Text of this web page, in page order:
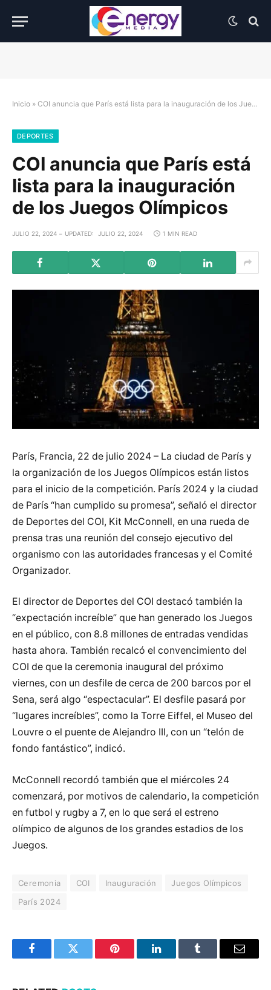
Inicio » COI anuncia que París está lista para la inauguración de los Juegos Olímpicos
DEPORTES
COI anuncia que París está
lista para la inauguración
de los Juegos Olímpicos
JULIO 22, 2024 UPDATED: JULIO 22, 2024 1 MIN READ
París, Francia, 22 de julio 2024 – La ciudad de París y
la organización de los Juegos Olímpicos están listos
para el inicio de la competición. París 2024 y la ciudad
de París “han cumplido su promesa”, señaló el director
de Deportes del COI, Kit McConnell, en una rueda de
prensa tras una reunión del consejo ejecutivo del
organismo con las autoridades francesas y el Comité
Organizador.
El director de Deportes del COI destacó también la
“expectación increíble” que han generado los Juegos
en el público, con 8.8 millones de entradas vendidas
hasta ahora. También recalcó el convencimiento del
COI de que la ceremonia inaugural del próximo
viernes, con un desfile de cerca de 200 barcos por el
Sena, será algo “espectacular”. El desfile pasará por
“lugares increíbles”, como la Torre Eiffel, el Museo del
Louvre o el puente de Alejandro III, con un “telón de
fondo fantástico”, indicó.
McConnell recordó también que el miércoles 24
comenzará, por motivos de calendario, la competición
en futbol y rugby a 7, en lo que será el estreno
olímpico de algunos de los grandes estadios de los
Juegos.
Ceremonia COI Inauguración
Juegos Olímpicos
París 2024
FacebookTwitter Pinterest LinkedInTumblr Email